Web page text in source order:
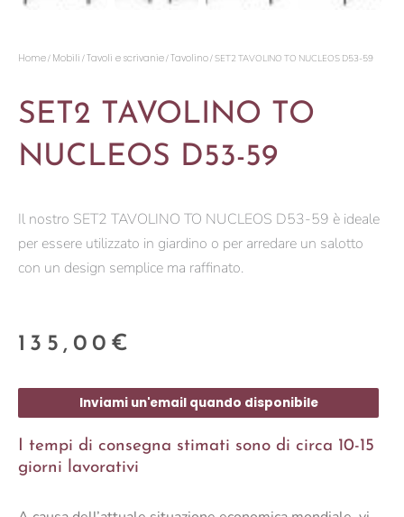
Home/ Mobili /Tavoli e scrivanie/Tavolino/ SET2 TAVOLINO TO NUCLEOS D53-59
SET2 TAVOLINO TO
NUCLEOS D53-59
Il nostro SET2 TAVOLINO TO NUCLEOS D53-59 è ideale
per essere utilizzato in giardino o per arredare un salotto
con un design semplice ma raffinato.
135,00 €
Inviami un'email quando disponibile
I tempi di consegna stimati sono di circa 10-15
giorni lavorativi